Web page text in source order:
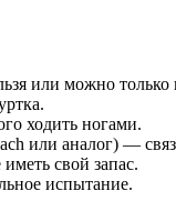
или можно
ходить ногами.
или аналог) —
свой запас.
испытание.